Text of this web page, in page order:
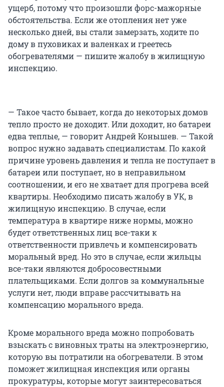
ущерб, потому что произошли форс-мажорные
обстоятельства. Если же отопления нет уже
несколько дней, вы стали замерзать, ходите по
дому в пуховиках и валенках и греетесь
обогревателями — пишите жалобу в жилищную
инспекцию.
— Такое часто бывает, когда до некоторых домов
тепло просто не доходит. Или доходит, но батареи
едва теплые, — говорит Андрей Конышев. — Такой
вопрос нужно задавать специалистам. По какой
причине уровень давления и тепла не поступает в
батареи или поступает, но в неправильном
соотношении, и его не хватает для прогрева всей
квартиры. Необходимо писать жалобу в УК, в
жилищную инспекцию. В случае, если
температура в квартире ниже нормы, можно
будет ответственных лиц все-таки к
ответственности привлечь и компенсировать
моральный вред. Но это в случае, если жильцы
все-таки являются добросовестными
плательщиками. Если долгов за коммунальные
услуги нет, люди вправе рассчитывать на
компенсацию морального вреда.
Кроме морального вреда можно попробовать
взыскать с виновных траты на электроэнергию,
которую вы потратили на обогреватели. В этом
поможет жилищная инспекция или органы
прокуратуры, которые могут заинтересоваться